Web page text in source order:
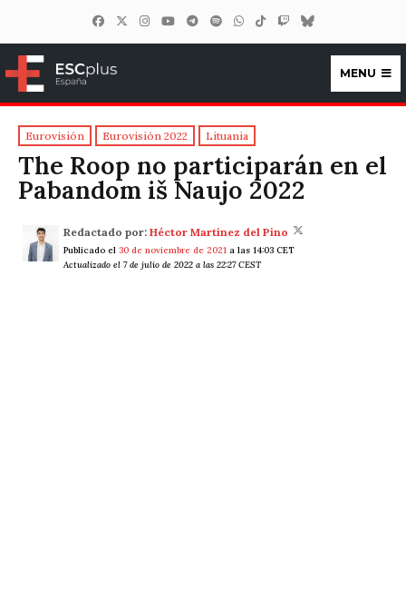
ESCplus España
MENU
Eurovisión Eurovisión 2022 Lituania
The Roop no participarán en el
Pabandom iš Naujo 2022
Redactado por: Héctor Martínez del Pino
Publicado el 30 de noviembre de 2021 a las 14:03 CET
Actualizado el 7 de julio de 2022 a las 22:27 CEST